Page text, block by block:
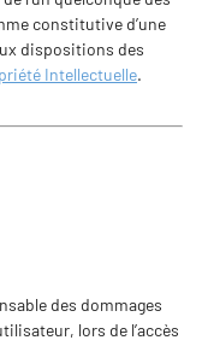
constitutive d’une
dispositions des
Intellectuelle.
des dommages
lors de l’accès